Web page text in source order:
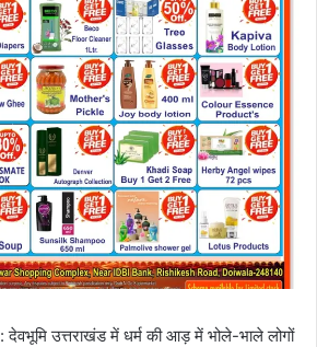
: देवभूमि उत्तराखंड में धर्म की आड़ में भोले-भाले लोगों